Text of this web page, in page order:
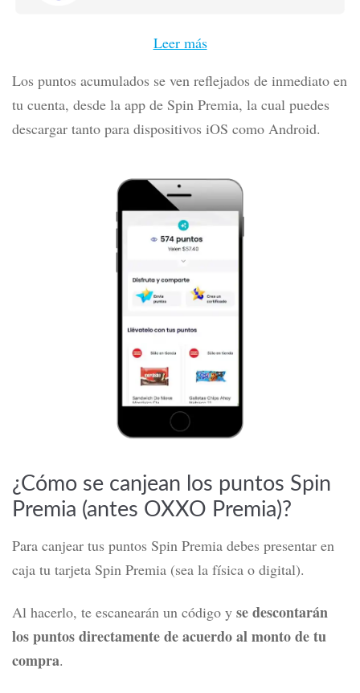
Leer más
Los puntos acumulados se ven reflejados de inmediato en
tu cuenta, desde la app de Spin Premia, la cual puedes
descargar tanto para dispositivos iOS como Android.
¿Cómo se canjean los puntos Spin
Premia (antes OXXO Premia)?
Para canjear tus puntos Spin Premia debes presentar en
caja tu tarjeta Spin Premia (sea la física o digital).
Al hacerlo, te escanearán un código y se descontarán
los puntos directamente de acuerdo al monto de tu
compra.